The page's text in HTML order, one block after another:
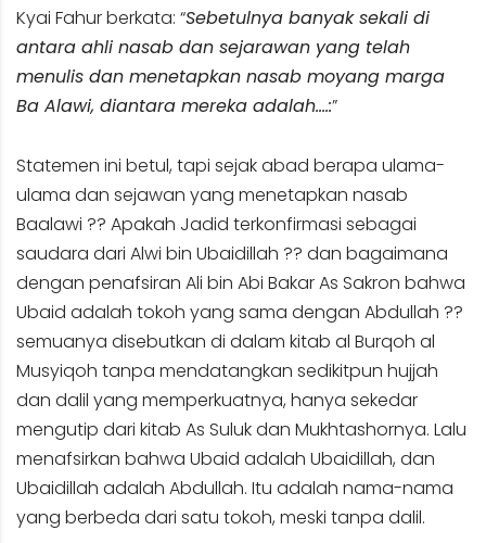
Kyai Fahur berkata: “Sebetulnya banyak sekali di
antara ahli nasab dan sejarawan yang telah
menulis dan menetapkan nasab moyang marga
Ba Alawi, diantara mereka adalah….:”
Statemen ini betul, tapi sejak abad berapa ulama-
ulama dan sejawan yang menetapkan nasab
Baalawi ?? Apakah Jadid terkonfirmasi sebagai
saudara dari Alwi bin Ubaidillah ?? dan bagaimana
dengan penafsiran Ali bin Abi Bakar As Sakron bahwa
Ubaid adalah tokoh yang sama dengan Abdullah ??
semuanya disebutkan di dalam kitab al Burqoh al
Musyiqoh tanpa mendatangkan sedikitpun hujjah
dan dalil yang memperkuatnya, hanya sekedar
mengutip dari kitab As Suluk dan Mukhtashornya. Lalu
menafsirkan bahwa Ubaid adalah Ubaidillah, dan
Ubaidillah adalah Abdullah. Itu adalah nama-nama
yang berbeda dari satu tokoh, meski tanpa dalil.